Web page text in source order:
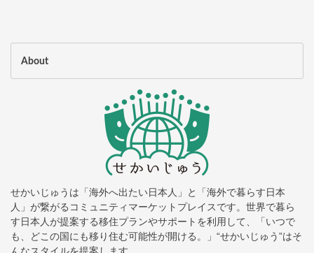
About
せかいじゅうは「海外へ出たい日本人」と「海外で暮らす日本
人」が繋がるコミュニティマーケットプレイスです。世界で暮ら
す日本人が提案する移住プランやサポートを利用して、「いつで
も、どこの国にも移り住む可能性が開ける。」“せかいじゅう”はそ